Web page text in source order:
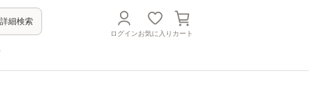
詳細検索
ログインお気に入り カート